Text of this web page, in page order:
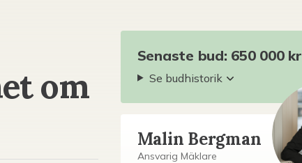
om
Senaste bud: 650 000 kr
Se budhistorik
Malin Bergman
Ansvarig Mäklare